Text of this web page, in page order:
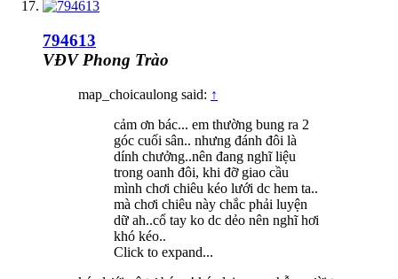
794613
VĐV Phong Trào
map_choicaulong said: ↑
cảm ơn bác... em thường bung ra 2
góc cuối sân.. nhưng đánh đôi là
dính chưởng..nên đang nghĩ liệu
trong oanh đôi, khi đỡ giao cầu
mình chơi chiêu kéo lưới dc hem ta..
mà chơi chiêu này chắc phải luyện
dữ ah..cổ tay ko dc dẻo nên nghĩ hơi
khó kéo..
Click to expand...